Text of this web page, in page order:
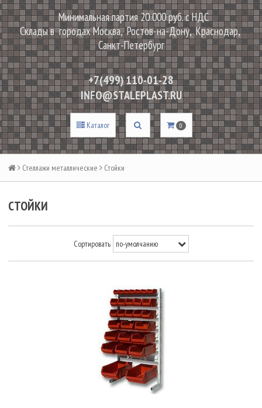
Минимальная партия 20 000 руб. с НДС
Склады в городах Москва, Ростов-на-Дону, Краснодар,
Санкт-Петербург
+7(499) 110-01-28
INFO@STALEPLAST.RU
Каталог 0
Стеллажи металлические Стойки
СТОЙКИ
Сортировать